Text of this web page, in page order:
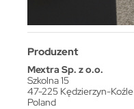
Produzent
Mextra Sp. z o.o.
Szkolna 15
47-225 Kędzierzyn-Koźle
Poland